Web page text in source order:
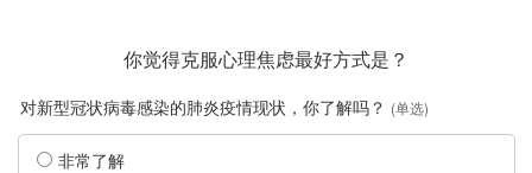
你觉得克服心理焦虑最好方式是？
对新型冠状病毒感染的肺炎疫情现状，你了解吗？ (单选)
非常了解